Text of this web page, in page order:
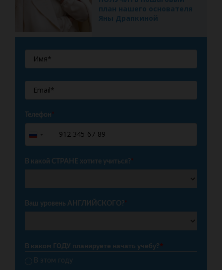
план нашего основателя
Яны Драпкиной
Телефон*
Russia
+7
В какой СТРАНЕ хотите учиться?*
Ваш уровень АНГЛИЙСКОГО?*
В каком ГОДУ планируете начать учебу?*
В этом году